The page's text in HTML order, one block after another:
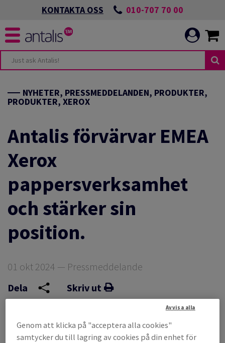
KONTAKTA OSS 010-707 70 00
OMSTÄLLNING
UTVECKLA
NYHETER, PRESSMEDDELANDEN, PRODUKTER,
PRODUKTER, XEROX
Antalis förvärvar EMEA
Xerox
pappersverksamhet
och stärker sin
position.
01 okt 2024 — Pressmeddelande
Dela
Skriv ut
Genom att klicka på "acceptera alla cookies"
samtycker du till lagring av cookies på din enhet för
Avvisa alla